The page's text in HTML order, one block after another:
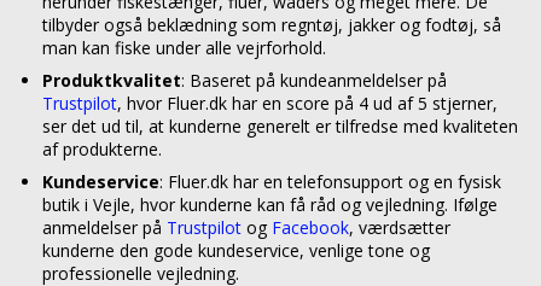
tilbyder også beklædning som regntøj, jakker og fodtøj, så
man kan fiske under alle vejrforhold.
Produktkvalitet: Baseret på kundeanmeldelser på
Trustpilot, hvor Fluer.dk har en score på 4 ud af 5 stjerner,
ser det ud til, at kunderne generelt er tilfredse med kvaliteten
af produkterne.
Kundeservice: Fluer.dk har en telefonsupport og en fysisk
butik i Vejle, hvor kunderne kan få råd og vejledning. Ifølge
anmeldelser på Trustpilot og Facebook, værdsætter
kunderne den gode kundeservice, venlige tone og
professionelle vejledning.